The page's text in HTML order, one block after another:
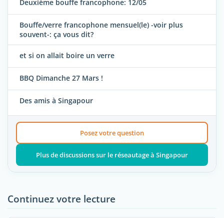
Deuxième bouffe francophone: 12/05
Bouffe/verre francophone mensuel(le) -voir plus
souvent-: ça vous dit?
et si on allait boire un verre
BBQ Dimanche 27 Mars !
Des amis à Singapour
Posez votre question
Plus de discussions sur le réseautage à Singapour
Continuez votre lecture